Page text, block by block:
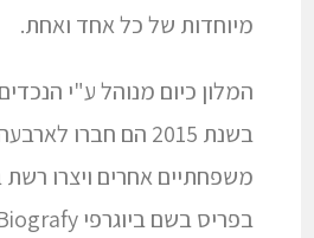
מיוחדות של כל אחד ואחת.
המלון כיום מנוהל ע"י
בשנת 2015 הם חברו
משפחתיים אחרים ויצרו רשת